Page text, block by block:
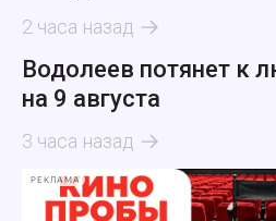
2 часа назад
Водолеев потянет к
на 9 августа
3 часа назад
РЕКЛАМА